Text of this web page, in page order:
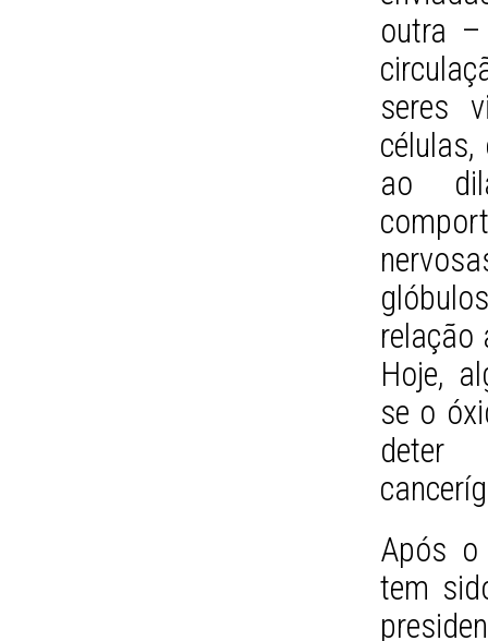
outra
seres
ao
relação
Hoje,
se o
deter
Após o
tem